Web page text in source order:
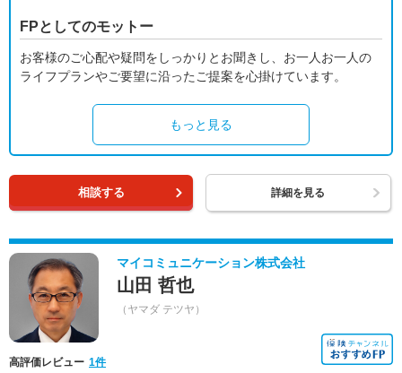
FPとしてのモットー
お客様のご心配や疑問をしっかりとお聞きし、お一人お一人の
ライフプランやご要望に沿ったご提案を心掛けています。
もっと見る
相談する 詳細を見る
マイコミュニケーション株式会社
山田 哲也
（ヤマダ テツヤ）
高評価レビュー 1件